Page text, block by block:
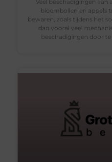
Veel beschadigingen aan
bloembollen en appels
bewaren, zoals tijdens het
dan vooral veel
beschadigingen door